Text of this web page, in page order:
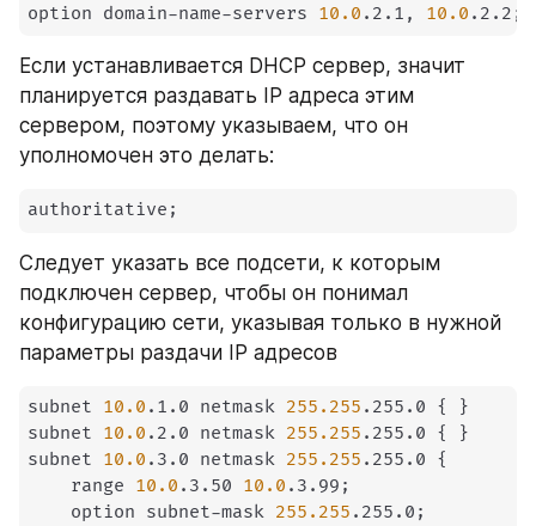
option domain-name-servers 10.0 .2.1, 10.0 .2.2 ;
Если устанавливается DHCP сервер, значит
планируется раздавать IP адреса этим
сервером, поэтому указываем, что он
уполномочен это делать:
authoritative ;
Следует указать все подсети, к которым
подключен сервер, чтобы он понимал
конфигурацию сети, указывая только в нужной
параметры раздачи IP адресов
subnet 10.0 .1.0 netmask 255.255 .255.0 {
}
subnet 10.0 .2.0 netmask 255.255 .255.0 {
}
subnet 10.0 .3.0 netmask 255.255 .255.0 {
    range
10.0 .3.50 10.0 .3.99 ;
    option subnet-mask
255.255 .255.0 ;